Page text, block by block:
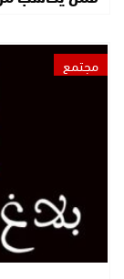
مجتمع